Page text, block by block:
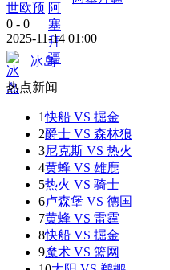
世欧预
0 - 0
2025-11-14 01:00
冰岛
热点新闻
1快船 VS 掘金
2爵士 VS 森林狼
3尼克斯 VS 热火
4黄蜂 VS 雄鹿
5热火 VS 骑士
6卢森堡 VS 德国
7黄蜂 VS 雷霆
8快船 VS 掘金
9魔术 VS 篮网